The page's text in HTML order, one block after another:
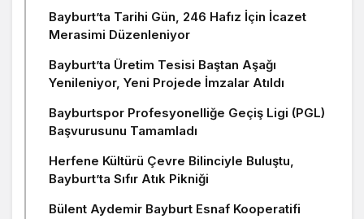
Bayburt’ta Tarihi Gün, 246 Hafız İçin İcazet
Merasimi Düzenleniyor
Bayburt’ta Üretim Tesisi Baştan Aşağı
Yenileniyor, Yeni Projede İmzalar Atıldı
Bayburtspor Profesyonelliğe Geçiş Ligi (PGL)
Başvurusunu Tamamladı
Herfene Kültürü Çevre Bilinciyle Buluştu,
Bayburt’ta Sıfır Atık Pikniği
Bülent Aydemir Bayburt Esnaf Kooperatifi